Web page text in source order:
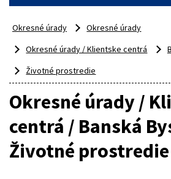
Okresné úrady
Okresné úrady
Okresné úrady / Klientske centrá
Životné prostredie
Okresné úrady /
centrá / Banská
Životné prostredie